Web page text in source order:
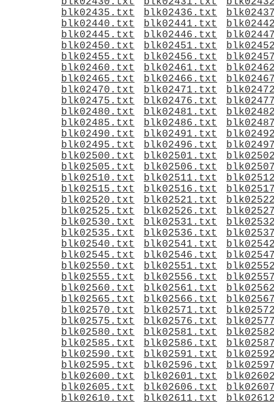
blk02435.txt
blk02436.txt
blk02440.txt
blk02441.txt
blk02445.txt
blk02446.txt
blk02450.txt
blk02451.txt
blk02455.txt
blk02456.txt
blk02460.txt
blk02461.txt
blk02465.txt
blk02466.txt
blk02470.txt
blk02471.txt
blk02475.txt
blk02476.txt
blk02480.txt
blk02481.txt
blk02485.txt
blk02486.txt
blk02490.txt
blk02491.txt
blk02495.txt
blk02496.txt
blk02500.txt
blk02501.txt
blk02505.txt
blk02506.txt
blk02510.txt
blk02511.txt
blk02515.txt
blk02516.txt
blk02520.txt
blk02521.txt
blk02525.txt
blk02526.txt
blk02530.txt
blk02531.txt
blk02535.txt
blk02536.txt
blk02540.txt
blk02541.txt
blk02545.txt
blk02546.txt
blk02550.txt
blk02551.txt
blk02555.txt
blk02556.txt
blk02560.txt
blk02561.txt
blk02565.txt
blk02566.txt
blk02570.txt
blk02571.txt
blk02575.txt
blk02576.txt
blk02580.txt
blk02581.txt
blk02585.txt
blk02586.txt
blk02590.txt
blk02591.txt
blk02595.txt
blk02596.txt
blk02600.txt
blk02601.txt
blk02605.txt
blk02606.txt
blk02610.txt
blk02611.txt